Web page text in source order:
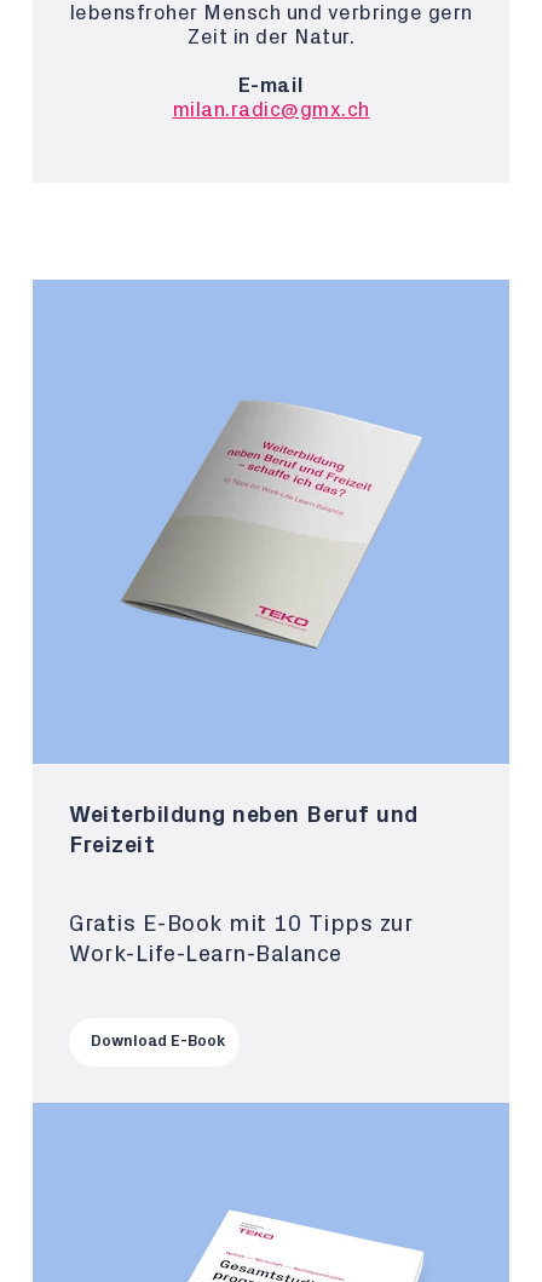
lebensfroher Mensch und verbringe gern
Zeit in der Natur.
E-mail
milan.radic@gmx.ch
Weiterbildung neben Beruf und
Freizeit
Gratis E-Book mit 10 Tipps zur
Work-Life-Learn-Balance
Download E-Book